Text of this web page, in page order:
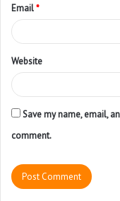
Email*
Website
Save my name, email,
comment.